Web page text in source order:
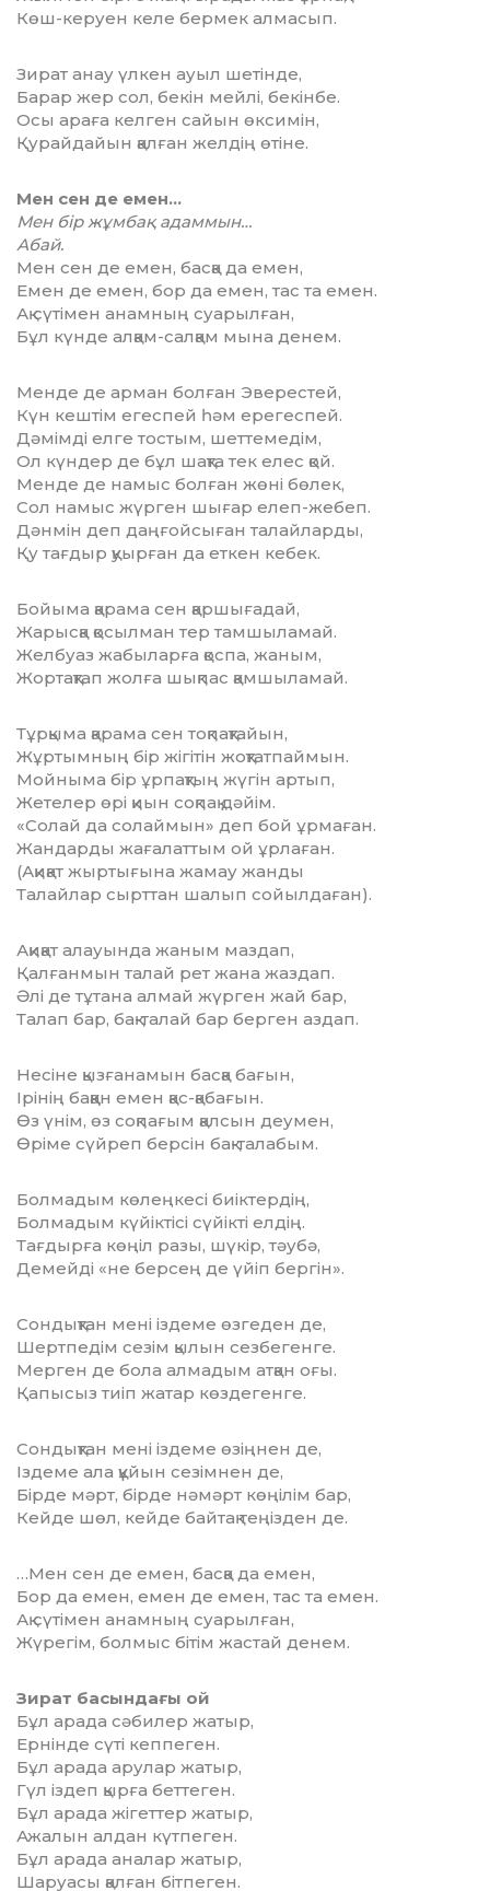
Көш-керуен келе бермек алмасып.
Зират анау үлкен ауыл шетінде,
Барар жер сол, бекін мейлі, бекінбе.
Осы араға келген сайын өксимін,
Қурайдайын қалған желдің өтіне.
Мен сен де емен…
Мен бір жұмбақ адаммын…
Абай.
Мен сен де емен, басқа да емен,
Емен де емен, бор да емен, тас та емен.
Ақ сүтімен анамның суарылған,
Бұл күнде алқам-салқам мына денем.
Менде де арман болған Эверестей,
Күн кештім егеспей һәм ерегеспей.
Дәмімді елге тостым, шеттемедім,
Ол күндер де бұл шақта тек елес қой.
Менде де намыс болған жөні бөлек,
Сол намыс жүрген шығар елеп-жебеп.
Дәнмін деп даңғойсыған талайларды,
Қу тағдыр қуырған да еткен кебек.
Бойыма қарама сен қаршығадай,
Жарысқа қосылман тер тамшыламай.
Желбуаз жабыларға қоспа, жаным,
Жортақтап жолға шықпас қамшыламай.
Тұрқыма қарама сен тоқпақтайын,
Жұртымның бір жігітін жоқтатпаймын.
Мойныма бір ұрпақтың жүгін артып,
Жетелер өрі қиын соқпақ дәйім.
«Солай да солаймын» деп бой ұрмаған.
Жандарды жағалаттым ой ұрлаған.
(Ақиқат жыртығына жамау жанды
Талайлар сырттан шалып сойылдаған).
Ақиқат алауында жаным маздап,
Қалғанмын талай рет жана жаздап.
Әлі де тұтана алмай жүрген жай бар,
Талап бар, бақ-талай бар берген аздап.
Несіне қызғанамын басқа бағын,
Ірінің баққан емен қас-қабағын.
Өз үнім, өз соқпағым қалсын деумен,
Өріме сүйреп берсін бақ-талабым.
Болмадым көлеңкесі биіктердің,
Болмадым күйіктісі сүйікті елдің.
Тағдырға көңіл разы, шүкір, тәубә,
Демейді «не берсең де үйіп бергін».
Сондықтан мені іздеме өзгеден де,
Шертпедім сезім қылын сезбегенге.
Мерген де бола алмадым атқан оғы.
Қапысыз тиіп жатар көздегенге.
Сондықтан мені іздеме өзіңнен де,
Іздеме ала құйын сезімнен де,
Бірде мәрт, бірде нәмәрт көңілім бар,
Кейде шөл, кейде байтақ теңізден де.
…Мен сен де емен, басқа да емен,
Бор да емен, емен де емен, тас та емен.
Ақ сүтімен анамның суарылған,
Жүрегім, болмыс бітім жастай денем.
Зират басындағы ой
Бұл арада сәбилер жатыр,
Ернінде сүті кеппеген.
Бұл арада арулар жатыр,
Гүл іздеп қырға беттеген.
Бұл арада жігеттер жатыр,
Ажалын алдан күтпеген.
Бұл арада аналар жатыр,
Шаруасы қалған бітпеген.